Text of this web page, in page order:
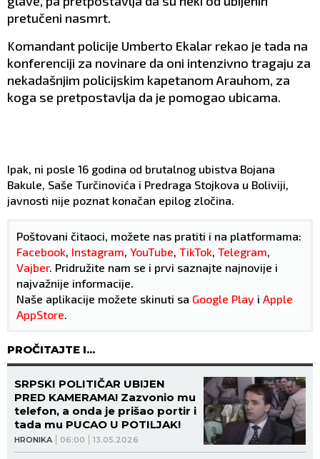
pretučeni nasmrt.
Komandant policije Umberto Ekalar rekao je tada na
konferenciji za novinare da oni intenzivno tragaju za
nekadašnjim policijskim kapetanom Arauhom, za
koga se pretpostavlja da je pomogao ubicama.
Ipak, ni posle 16 godina od brutalnog ubistva Bojana
Bakule, Saše Turčinovića i Predraga Stojkova u Boliviji,
javnosti nije poznat konačan epilog zločina.
Poštovani čitaoci, možete nas pratiti i na platformama:
Facebook, Instagram, YouTube, TikTok, Telegram,
Vajber. Pridružite nam se i prvi saznajte najnovije i
najvažnije informacije.
Naše aplikacije možete skinuti sa Google Play i Apple
AppStore.
PROČITAJTE I...
HRONIKA 06:00 13.05.2026
SRPSKI POLITIČAR UBIJEN
PRED KAMERAMA! Zazvonio mu
telefon, a onda je prišao portir i
tada mu PUCAO U POTILJAK!